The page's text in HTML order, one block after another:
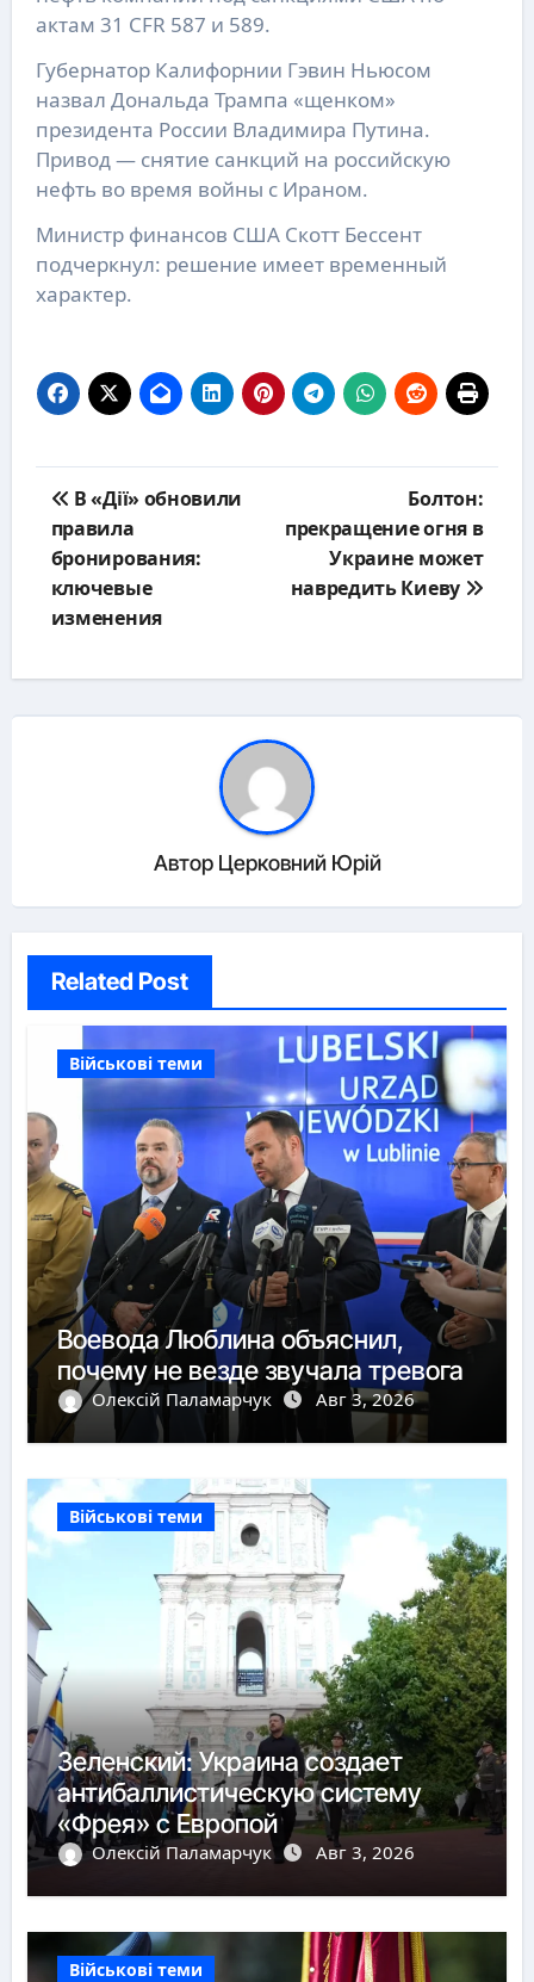
актам 31 CFR 587 и 589.
Губернатор Калифорнии Гэвин Ньюсом
назвал Дональда Трампа «щенком»
президента России Владимира Путина.
Привод — снятие санкций на российскую
нефть во время войны с Ираном.
Министр финансов США Скотт Бессент
подчеркнул: решение имеет временный
характер.
по
записям
В «Дії» обновили
правила
бронирования:
ключевые
изменения
Болтон:
прекращение огня в
Украине может
навредить Киеву
Автор Церковний Юрій
Related Post
Військові теми
Воевода Люблина объяснил,
почему не везде звучала тревога
Олексій Паламарчук Авг 3, 2026
Військові теми
Зеленский: Украина создает
антибаллистическую систему
«Фрея» с Европой
Олексій Паламарчук Авг 3, 2026
Військові теми